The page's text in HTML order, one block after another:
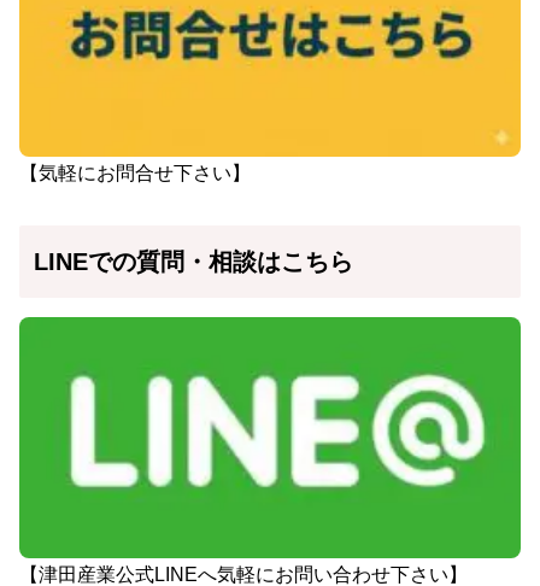
【気軽にお問合せ下さい】
LINEでの質問・相談はこちら
【津田産業公式LINEへ気軽にお問い合わせ下さい】